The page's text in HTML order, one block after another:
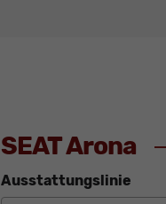
SEAT Arona
Ausstattungslinie